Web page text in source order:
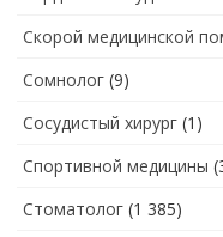
Скорой медицинской
Сомнолог (9)
Сосудистый хирург (1)
Спортивной медицины
Стоматолог (1 385)